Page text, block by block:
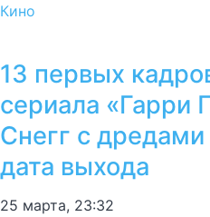
Кино
13 первых
сериала «Гарри
Снегг с
дата выхода
25 марта, 23:32